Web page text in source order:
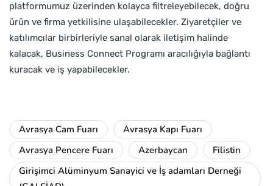
platformumuz üzerinden kolayca filtreleyebilecek, doğru
ürün ve firma yetkilisine ulaşabilecekler. Ziyaretçiler ve
katılımcılar birbirleriyle sanal olarak iletişim halinde
kalacak, Business Connect Programı aracılığıyla bağlantı
kuracak ve iş yapabilecekler.
Avrasya Cam Fuarı
Avrasya Kapı Fuarı
Avrasya Pencere Fuarı
Azerbaycan
Filistin
Girişimci Alüminyum Sanayici ve İş adamları Derneği